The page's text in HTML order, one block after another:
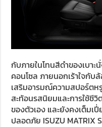
กับภายในโทนสีดำของเบาะ
คอนโซล ภายนอกเร้าใจกับ
เสริมอารมณ์ความสปอร์ตห
สะท้อนรสนิยมและการใช้ชี
ของตัวเอง และยังคงเต็มเ
ปลอดภัย ISUZU MATRIX